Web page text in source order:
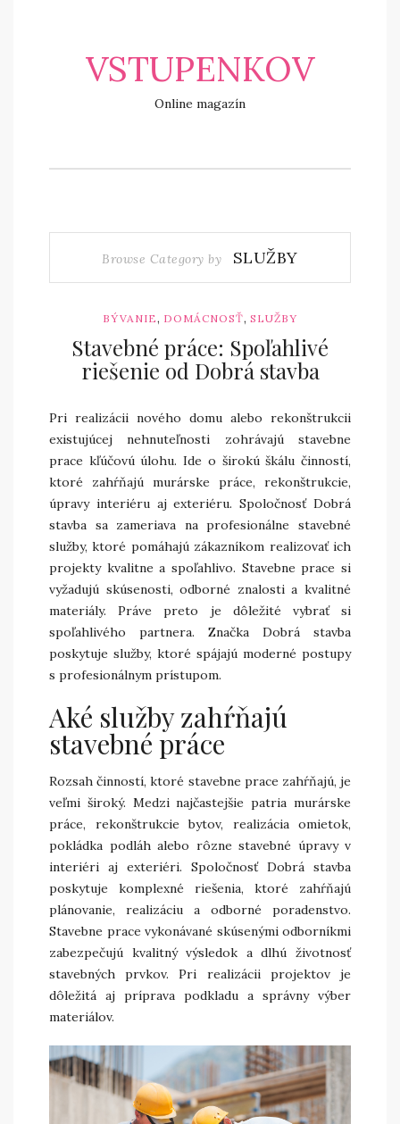
VSTUPENKOV
Online magazín
Browse Category by SLUŽBY
BÝVANIE, DOMÁCNOSŤ, SLUŽBY
Stavebné práce: Spoľahlivé
riešenie od Dobrá stavba
Pri realizácii nového domu alebo rekonštrukcii
existujúcej nehnuteľnosti zohrávajú stavebne
prace kľúčovú úlohu. Ide o širokú škálu činností,
ktoré zahŕňajú murárske práce, rekonštrukcie,
úpravy interiéru aj exteriéru. Spoločnosť Dobrá
stavba sa zameriava na profesionálne stavebné
služby, ktoré pomáhajú zákazníkom realizovať ich
projekty kvalitne a spoľahlivo. Stavebne prace si
vyžadujú skúsenosti, odborné znalosti a kvalitné
materiály. Práve preto je dôležité vybrať si
spoľahlivého partnera. Značka Dobrá stavba
poskytuje služby, ktoré spájajú moderné postupy
s profesionálnym prístupom.
Aké služby zahŕňajú
stavebné práce
Rozsah činností, ktoré stavebne prace zahŕňajú, je
veľmi široký. Medzi najčastejšie patria murárske
práce, rekonštrukcie bytov, realizácia omietok,
pokládka podláh alebo rôzne stavebné úpravy v
interiéri aj exteriéri. Spoločnosť Dobrá stavba
poskytuje komplexné riešenia, ktoré zahŕňajú
plánovanie, realizáciu a odborné poradenstvo.
Stavebne prace vykonávané skúsenými odborníkmi
zabezpečujú kvalitný výsledok a dlhú životnosť
stavebných prvkov. Pri realizácii projektov je
dôležitá aj príprava podkladu a správny výber
materiálov.